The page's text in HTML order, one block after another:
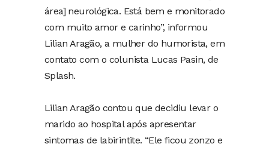
área] neurológica. Está bem e monitorado
com muito amor e carinho”, informou
Lilian Aragão, a mulher do humorista, em
contato com o colunista Lucas Pasin, de
Splash.
Lilian Aragão contou que decidiu levar o
marido ao hospital após apresentar
sintomas de labirintite. “Ele ficou zonzo e